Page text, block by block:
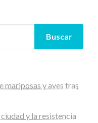
Buscar
mariposas y aves tras
y la resistencia